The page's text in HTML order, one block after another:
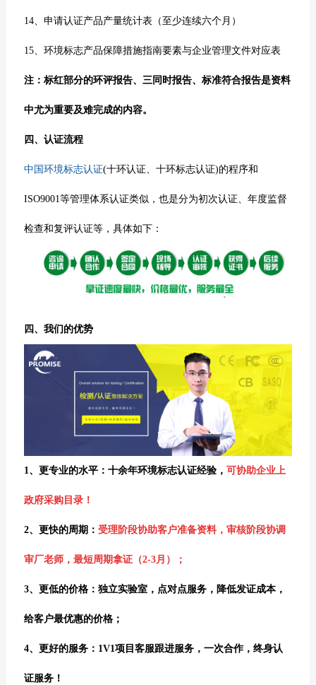
14、申请认证产品产量统计表（至少连续六个月）
15、环境标志产品保障措施指南要素与企业管理文件对应表
注：标红部分的环评报告、三同时报告、标准符合报告是资料
中尤为重要及难完成的内容。
四、认证流程
中国环境标志认证(十环认证、 十环标志认证)的程序和
ISO9001等管理体系认证类似，也是分为初次认证、年度监督
检查和复评认证等，具体如下：
四、我们的优势
1、更专业的水平：十余年环境标志认证经验， 可协助企业上
政府采购目录！
2、 更快的周期： 受理阶段协助客户准备资料，审核阶段协调
审厂老师， 最短周期拿证（2-3月）；
3、 更低的价格：独立实验室，点对点服务，降低发证成本，
给客户最优惠的价格；
4、 更好的服务：1V1项目客服跟进服务，一次合作， 终身认
证服务！